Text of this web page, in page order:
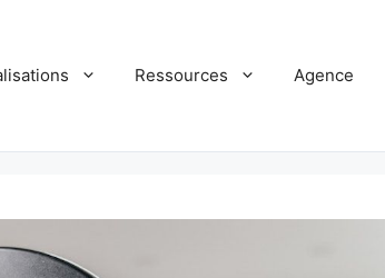
Ressources Agence